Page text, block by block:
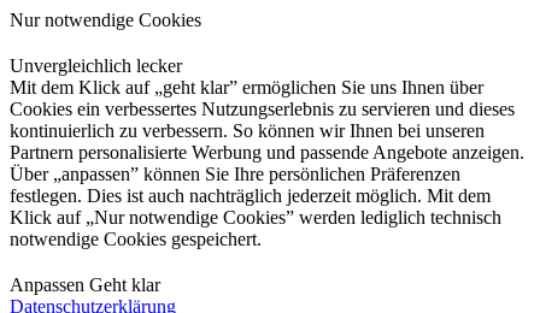
Nur notwendige Cookies
Unvergleichlich lecker
Mit dem Klick auf „geht klar” ermöglichen Sie uns Ihnen über
Cookies ein verbessertes Nutzungserlebnis zu servieren und dieses
kontinuierlich zu verbessern. So können wir Ihnen bei unseren
Partnern personalisierte Werbung und passende Angebote anzeigen.
Über „anpassen” können Sie Ihre persönlichen Präferenzen
festlegen. Dies ist auch nachträglich jederzeit möglich. Mit dem
Klick auf „Nur notwendige Cookies” werden lediglich technisch
notwendige Cookies gespeichert.
Anpassen Geht klar
Datenschutzerklärung